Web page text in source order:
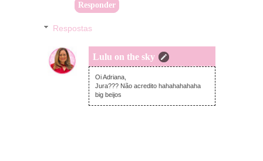
Responder
Respostas
Lulu on the sky
segunda-feira, julho 27, 2015
Oi Adriana,
Jura??? Não acredito hahahahahaha
big beijos